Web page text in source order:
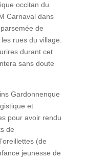
occitan du
Carnaval dans
de
rues du village.
durant cet
sans doute
Gardonnenque
et
pour avoir rendu
de
(de
jeunesse de